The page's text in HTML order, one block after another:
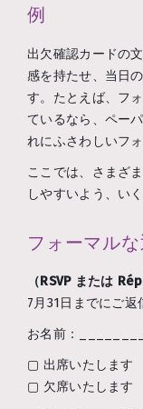
例
出欠確認カードの
感を持たせ、当日
す。たとえば、フ
ているなら、ペー
れにふさわしいフ
ここでは、さまざ
しやすいよう、い
フォーマル
（RSVP または
7月31日までにご返
お名前：
▢ 出席いたします
▢ 欠席いたします